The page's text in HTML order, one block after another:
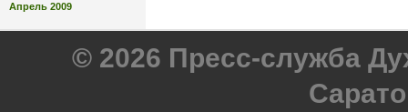
Апрель 2009
© 2026 Пресс-служба